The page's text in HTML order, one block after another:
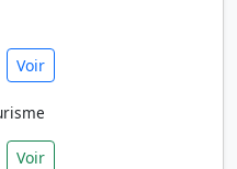
beautés et
…
Voir
Voir